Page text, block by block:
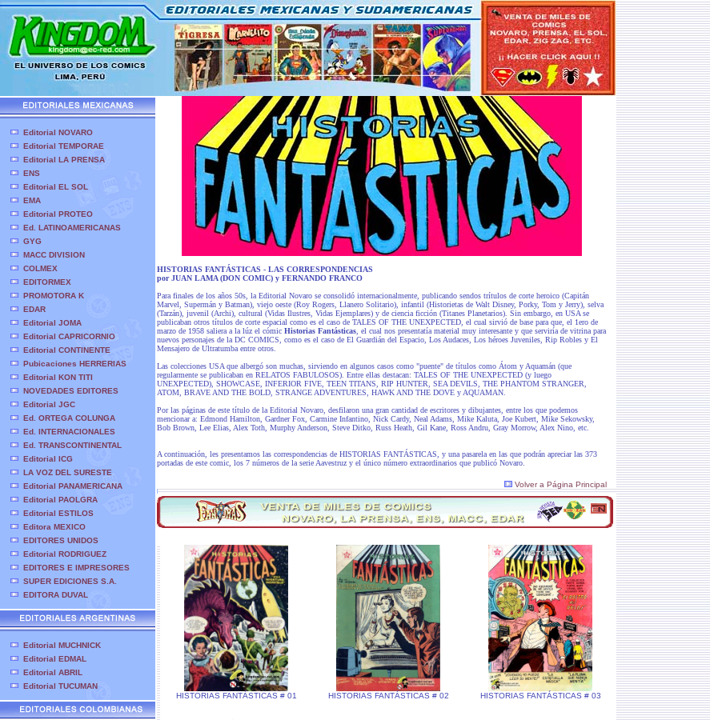
Editorial NOVARO
Editorial TEMPORAE
Editorial LA PRENSA
ENS
Editorial EL SOL
EMA
Editorial PROTEO
Ed. LATINOAMERICANAS
GYG
MACC DIVISION
COLMEX
EDITORMEX
PROMOTORA K
EDAR
Editorial JOMA
Editorial CAPRICORNIO
Editorial CONTINENTE
Pubicaciones HERRERIAS
Editorial KON TITI
NOVEDADES EDITORES
Editorial JGC
Ed. ORTEGA COLUNGA
Ed. INTERNACIONALES
Ed. TRANSCONTINENTAL
Editorial ICG
LA VOZ DEL SURESTE
Editorial PANAMERICANA
Editorial PAOLGRA
Editorial ESTILOS
Editora MEXICO
EDITORES UNIDOS
Editorial RODRIGUEZ
EDITORES E IMPRESORES
SUPER EDICIONES S.A.
EDITORA DUVAL
Editorial MUCHNICK
Editorial EDMAL
Editorial ABRIL
Editorial TUCUMAN
HISTORIAS FANTÁSTICAS - LAS CORRESPONDENCIAS
por JUAN LAMA (DON COMIC) y FERNANDO FRANCO
Para finales de los años 50s, la Editorial Novaro se consolidó internacionalmente, publicando sendos trítulos de corte heroico (Capitán
Marvel, Supermán y Batman), viejo oeste (Roy Rogers, Llanero Solitario), infantil (Historietas de Walt Disney, Porky, Tom y Jerry), selva
(Tarzán), juvenil (Archi), cultural (Vidas Ilustres, Vidas Ejemplares) y de ciencia ficción (Titanes Planetarios). Sin embargo, en USA se
publicaban otros títulos de corte espacial como es el caso de TALES OF THE UNEXPECTED, el cual sirvió de base para que, el 1ero de
marzo de 1958 saliera a la lúz el cómic Historias Fantásticas , el cual nos presentatía material muy interesante y que serviría de vitrina para
nuevos personajes de la DC COMICS, como es el caso de El Guardián del Espacio, Los Audaces, Los héroes Juveniles, Rip Robles y El
Mensajero de Ultratumba entre otros.
Las colecciones USA que albergó son muchas, sirviendo en algunos casos como "puente" de títulos como Átom y Aquamán (que
regularmente se publicaban en RELATOS FABULOSOS). Entre ellas destacan: TALES OF THE UNEXPECTED (y luego
UNEXPECTED), SHOWCASE, INFERIOR FIVE, TEEN TITANS, RIP HUNTER, SEA DEVILS, THE PHANTOM STRANGER,
ATOM, BRAVE AND THE BOLD, STRANGE ADVENTURES, HAWK AND THE DOVE y AQUAMAN.
Por las páginas de este título de la Editorial Novaro, desfilaron una gran cantidad de escritores y dibujantes, entre los que podemos
mencionar a: Edmond Hamilton, Gardner Fox, Carmine Infantino, Nick Cardy, Neal Adams, Mike Kaluta, Joe Kubert, Mike Sekowsky,
Bob Brown, Lee Elias, Alex Toth, Murphy Anderson, Steve Ditko, Russ Heath, Gil Kane, Ross Andru, Gray Morrow, Alex Nino, etc.
A continuación, les presentamos las correspondencias de HISTORIAS FANTÁSTICAS, y una pasarela en las que podrán apreciar las 373
portadas de este comic, los 7 números de la serie Aavestruz y el único número extraordinarios que publicó Novaro.
Volver a Página Principal
HISTORIAS FANTÁSTICAS # 01 HISTORIAS FANTÁSTICAS # 02 HISTORIAS FANTÁSTICAS # 03